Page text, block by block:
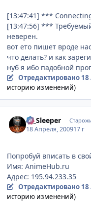
[13:47:41] ***
[13:47:56] *** Требуемый
неверен.
вот ето пишет вроде
что делать? и как
нуб я ибо падобной
Отредактировано 18
историю изменений)
Al_Sleeper
18 Апреля, 200917 г
Попробуй вписать в
Имя: AnimeHub.ru
Адрес: 195.94.233.35
Отредактировано 18
историю изменений)